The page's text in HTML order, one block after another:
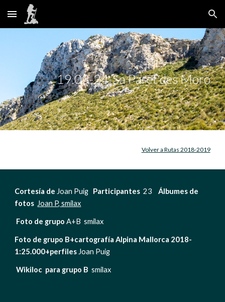
Skip to main content Skip to navigation
19.03-24-Sa Paret des Moro
Volver a Rutas 2018-2019
Cortesía de Joan Puig Participantes 23 Álbumes de
fotos Joan P, smilax
Foto de grupo A+B  smilax
Foto de grupo B+cartografía Alpina Mallorca 2018-
1:25.000+perfiles Joan Puig
Wikiloc  para grupo B
  smilax